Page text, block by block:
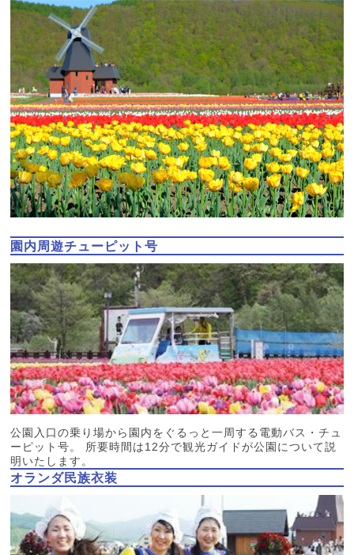
園内周遊チューピット号
公園入口の乗り場から園内をぐるっと一周する電動バス・チュ
ーピット号。 所要時間は12分で観光ガイドが公園について説
明いたします。
オランダ民族衣装